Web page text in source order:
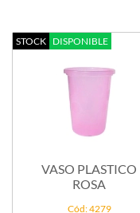
STOCK DISPONIBLE
VASO PLASTICO
ROSA
Cód: 4279